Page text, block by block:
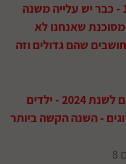
גיל 5-9 - כמות הרוגים 10 - כבר יש עלייה משנה
שאנחנו לא
שהם גדולים וזה
סטטיסטיקת ילדים הרוגים לשנת 2024 - ילדים
5-14 הינו 23 הרוגים - השנה הקשה ביותר